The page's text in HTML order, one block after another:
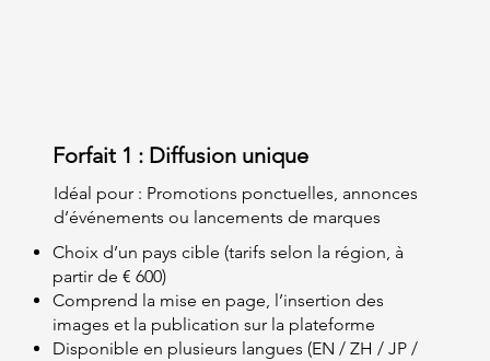
Forfait 1 : Diffusion unique
Idéal pour : Promotions ponctuelles, annonces
d’événements ou lancements de marques
Choix d’un pays cible (tarifs selon la région, à
partir de € 600)
Comprend la mise en page, l’insertion des
images et la publication sur la plateforme
Disponible en plusieurs langues (EN / ZH / JP /